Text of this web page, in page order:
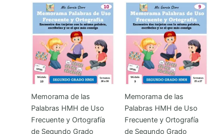
Memorama de las
Palabras HMH de Uso
Frecuente y Ortografía
de Segundo Grado
Memorama de las
Palabras HMH de Uso
Frecuente y Ortografía
de Segundo Grado